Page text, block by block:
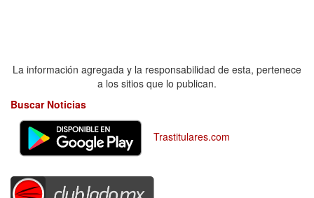
La información agregada y la responsabilidad de esta, pertenece
a los sitios que lo publican.
Buscar Noticias
Trastitulares.com